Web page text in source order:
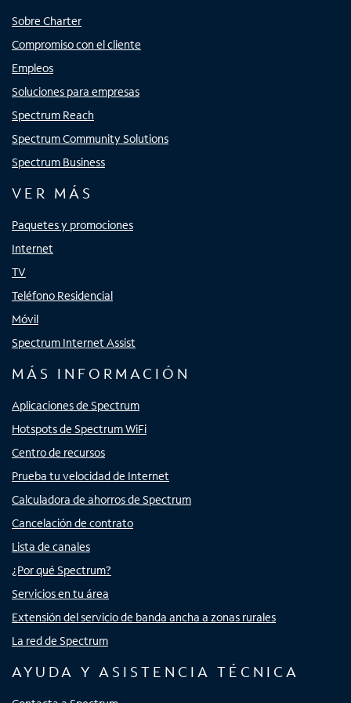
Sobre Charter
Compromiso con el cliente
Empleos
Soluciones para empresas
Spectrum Reach
Spectrum Community Solutions
Spectrum Business
VER MÁS
Paquetes y promociones
Internet
TV
Teléfono Residencial
Móvil
Spectrum Internet Assist
MÁS INFORMACIÓN
Aplicaciones de Spectrum
Hotspots de Spectrum WiFi
Centro de recursos
Prueba tu velocidad de Internet
Calculadora de ahorros de Spectrum
Cancelación de contrato
Lista de canales
¿Por qué Spectrum?
Servicios en tu área
Extensión del servicio de banda ancha a zonas rurales
La red de Spectrum
AYUDA Y ASISTENCIA TÉCNICA